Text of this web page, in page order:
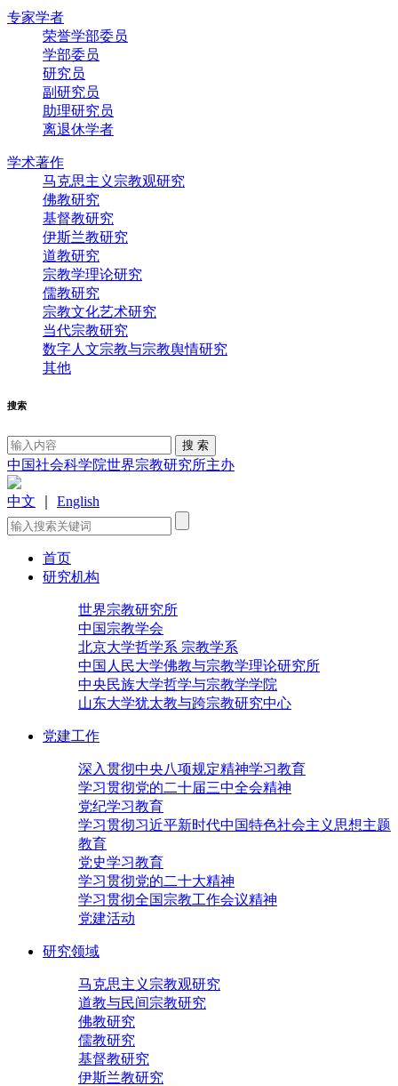
专家学者
荣誉学部委员
学部委员
研究员
副研究员
助理研究员
离退休学者
学术著作
马克思主义宗教观研究
佛教研究
基督教研究
伊斯兰教研究
道教研究
宗教学理论研究
儒教研究
宗教文化艺术研究
当代宗教研究
数字人文宗教与宗教舆情研究
其他
搜索
中国社会科学院世界宗教研究所主办
中文 English
首页
研究机构
世界宗教研究所
中国宗教学会
北京大学哲学系 宗教学系
中国人民大学佛教与宗教学理论研究所
中央民族大学哲学与宗教学学院
山东大学犹太教与跨宗教研究中心
党建工作
深入贯彻中央八项规定精神学习教育
学习贯彻党的二十届三中全会精神
党纪学习教育
学习贯彻习近平新时代中国特色社会主义思想主题
教育
党史学习教育
学习贯彻党的二十大精神
学习贯彻全国宗教工作会议精神
党建活动
研究领域
马克思主义宗教观研究
道教与民间宗教研究
佛教研究
儒教研究
基督教研究
伊斯兰教研究